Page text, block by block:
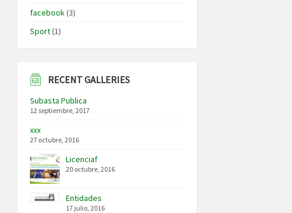
facebook(3)
Sport(1)
RECENT GALLERIES
Subasta Publica
12 septiembre, 2017
xxx
27 octubre, 2016
Licenciaf
20 octubre, 2016
Entidades
17 julio, 2016